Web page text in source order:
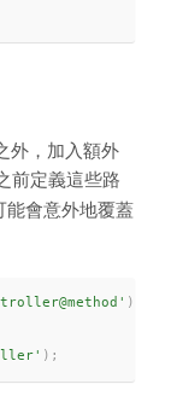
外，加入額外
前定義這些路
能會意外地覆蓋
)
) ;